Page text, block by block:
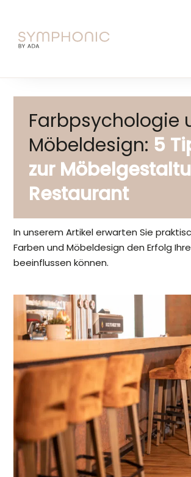
content
Produkte
Beiträge & News
Referenzen
Inspiration
Farbpsychologie
Möbeldesign: 5
zur
Restaurant
In unserem Artikel erwarten Sie
Farben und Möbeldesign den Erfolg
beeinflussen können.